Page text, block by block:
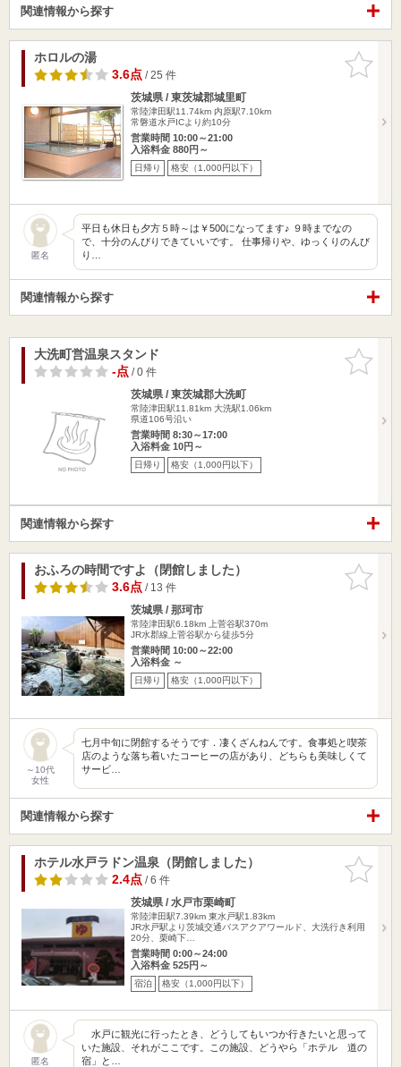
関連情報から探す
お気に入
りに追加
ホロルの湯
3.6点/ 25 件
茨城県 / 東茨城郡城里町
常陸津田駅11.74km 内原駅7.10km
常磐道水戸ICより約10分
営業時間 10:00～21:00
入浴料金 880円～
日帰り 格安（1,000円以下）
匿名
平日も休日も夕方５時～は￥500になってます♪ ９時までなの
で、十分のんびりできていいです。 仕事帰りや、ゆっくりのんび
り…
関連情報から探す
お気に入
りに追加
大洗町営温泉スタンド
-点/ 0 件
茨城県 / 東茨城郡大洗町
常陸津田駅11.81km 大洗駅1.06km
県道106号沿い
営業時間 8:30～17:00
入浴料金 10円～
日帰り 格安（1,000円以下）
関連情報から探す
お気に入
りに追加
おふろの時間ですよ（閉館しました）
3.6点/ 13 件
茨城県 / 那珂市
常陸津田駅6.18km
上菅谷駅370m
JR水郡線上菅谷駅から徒歩5分
営業時間 10:00～22:00
入浴料金 ～
日帰り 格安（1,000円以下）
～10代
女性
七月中旬に閉館するそうです．凄くざんねんです。食事処と喫茶
店のような落ち着いたコーヒーの店があり、どちらも美味しくて
サービ…
関連情報から探す
お気に入
りに追加
ホテル水戸ラドン温泉（閉館しました）
2.4点/ 6 件
茨城県 / 水戸市栗崎町
常陸津田駅7.39km 東水戸駅1.83km
JR水戸駅より茨城交通バスアクアワールド、大洗行き利用
20分、栗崎下…
営業時間 0:00～24:00
入浴料金 525円～
宿泊 格安（1,000円以下）
匿名
水戸に観光に行ったとき、どうしてもいつか行きたいと思って
いた施設、それがここです。この施設、どうやら「ホテル 道の
宿」と…